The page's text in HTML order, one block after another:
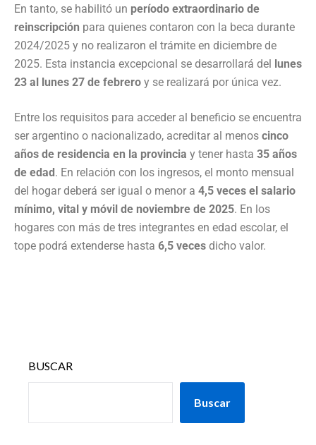
En tanto, se habilitó un período extraordinario de
reinscripción para quienes contaron con la beca durante
2024/2025 y no realizaron el trámite en diciembre de
2025. Esta instancia excepcional se desarrollará del
lunes
23 al lunes 27 de febrero y se realizará por única vez.
Entre los requisitos para acceder al beneficio se encuentra
ser argentino o nacionalizado, acreditar al menos cinco
años de residencia en la provincia y tener hasta 35 años
de edad . En relación con los ingresos, el monto mensual
del hogar deberá ser igual o menor a 4,5 veces el salario
mínimo, vital y móvil de noviembre de 2025. En los
hogares con más de tres integrantes en edad escolar, el
tope podrá extenderse hasta 6,5 veces dicho valor.
BUSCAR
Buscar